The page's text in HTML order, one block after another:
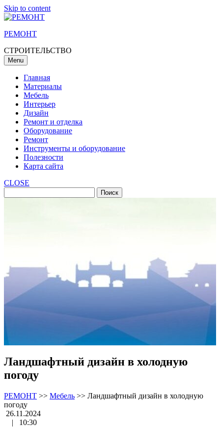
Skip to content
РЕМОНТ
СТРОИТЕЛЬСТВО
Menu
Главная
Материалы
Мебель
Интерьер
Дизайн
Ремонт и отделка
Оборудование
Ремонт
Инструменты и оборудование
Полезности
Карта сайта
CLOSE
Ландшафтный дизайн в холодную
погоду
РЕМОНТ >> Мебель >> Ландшафтный дизайн в холодную
погоду
26.11.2024
|
10:30